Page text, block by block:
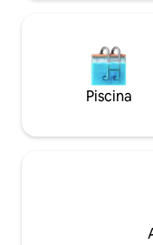
Piscina